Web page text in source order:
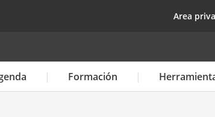
top
Area
Formación